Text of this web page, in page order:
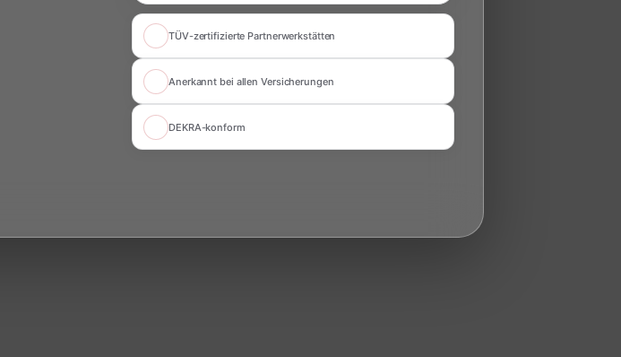
TÜV-zertifizierte Partnerwerkstätten
Anerkannt bei allen Versicherungen
DEKRA-konform